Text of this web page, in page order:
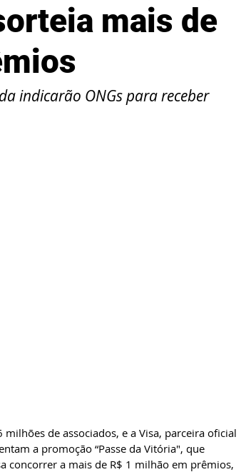
mais de
indicarão ONGs para receber
de associados, e a Visa, parceira oficial
a promoção “Passe da Vitória", que
concorrer a mais de R$ 1 milhão em prêmios,